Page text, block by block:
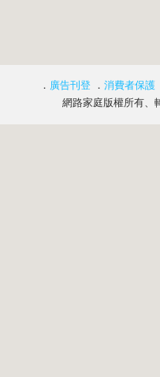
． 廣告刊登 ． 消費者保護
網路家庭版權所有、